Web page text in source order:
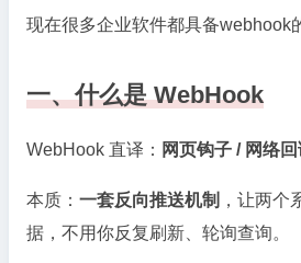
现在很多企业软件都具备webhook
一、什么是 WebHook
WebHook 直译： 网页钩子 / 网络回
本质： 一套反向推送机制 ，让两个
据，不用你反复刷新、轮询查询。